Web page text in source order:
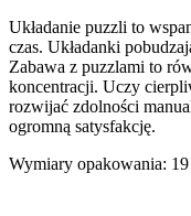
Układanie puzzli to
czas. Układanki
Zabawa z puzzlami to
koncentracji. Uczy
rozwijać zdolności
ogromną satysfakcję.
Wymiary opakowania: